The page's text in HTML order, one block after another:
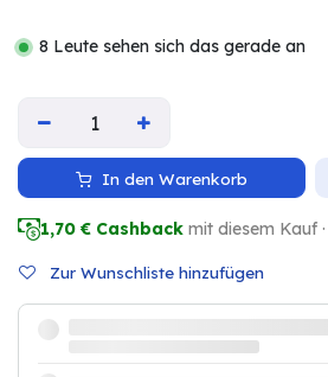
8 Leute sehen sich das gerade an
In den Warenkorb
1,70 € Cashback mit diesem Kauf ·
Zur Wunschliste hinzufügen